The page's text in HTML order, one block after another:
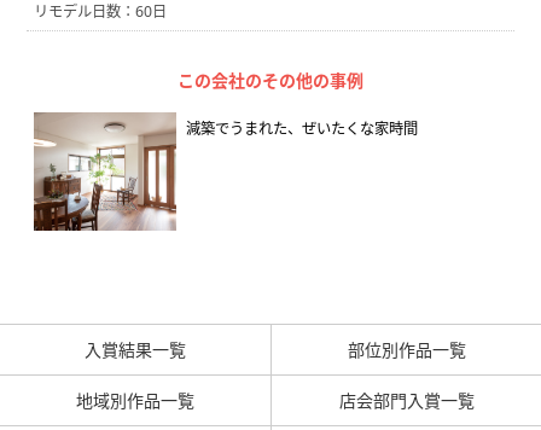
入賞結果一覧 部位別作品一覧
地域別作品一覧 店会部門入賞一覧
リモデル日数：60日
この会社のその他の事例
減築でうまれた、ぜいたくな家時間